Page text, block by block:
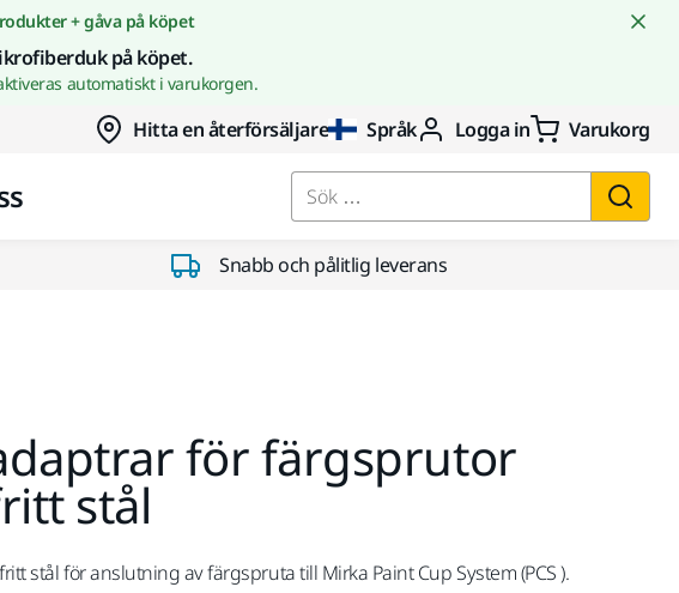
+ gåva på köpet
på köpet.
automatiskt i varukorgen.
Hitta en återförsäljare Språk Logga in Varukorg
Sök …
Snabb och pålitlig leverans
för färgsprutor
stål
stål för anslutning av färgspruta till Mirka Paint Cup System (PCS ).